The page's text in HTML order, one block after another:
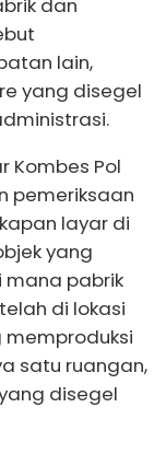
lain,
yang disegel
Kombes Pol
pemeriksaan
layar di
yang
mana pabrik
di lokasi
satu ruangan,
disegel